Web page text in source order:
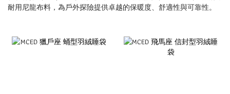
耐用尼龍布料，為戶外探險提供卓越的保暖度、舒適性與可靠性。